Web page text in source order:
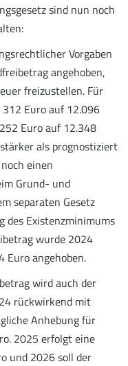
sind nun noch
Vorgaben
angehoben,
freizustellen. Für
Euro auf 12.096
Euro auf 12.348
als prognostiziert
einen
Grund- und
separaten Gesetz
des Existenzminimums
wurde 2024
Euro angehoben.
wird auch der
rückwirkend mit
Anhebung für
2025 erfolgt eine
und 2026 soll der